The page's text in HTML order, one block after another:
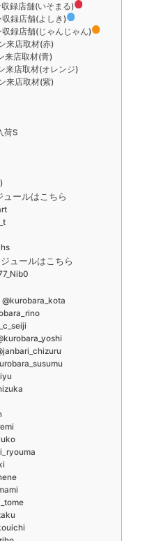
録店舗(いそまる)
録店舗(よしき)
録店舗(じゃんじゃん)
来店取材(赤)
来店取材(青)
来店取材(オレンジ)
来店取材(紫)
荷S
ュールはこちら
ュールはこちら